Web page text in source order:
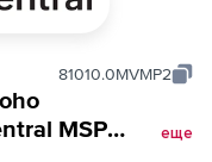
81010.0MVMP2
MSP
еще